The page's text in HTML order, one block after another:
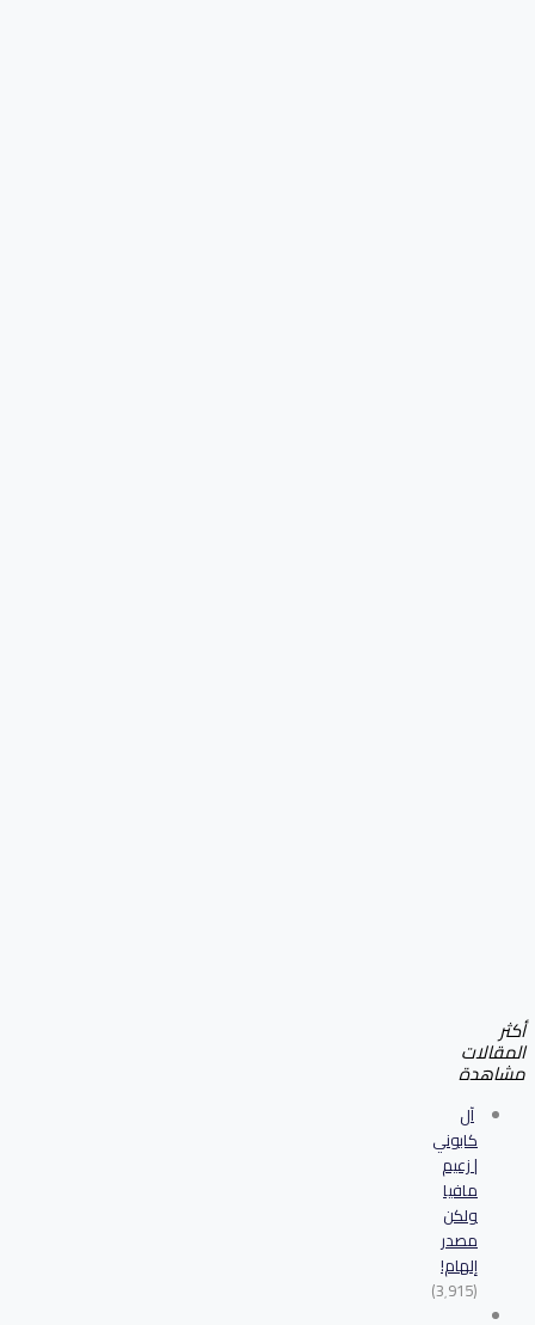
أكثر
المقالات
مشاهدة
آل
كابوني
| زعيم
مافيا
ولكن
مصدر
إلهام!
(3٬915)